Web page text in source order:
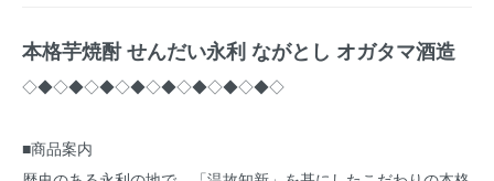
本格芋焼酎 せんだい永利 ながとし オガタマ酒造
◇◆◇◆◇◆◇◆◇◆◇◆◇◆◇◆◇
■商品案内